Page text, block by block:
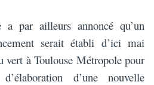
par ailleurs annoncé qu’un
serait établi d’ici mai
vert à Toulouse Métropole pour
d’une nouvelle